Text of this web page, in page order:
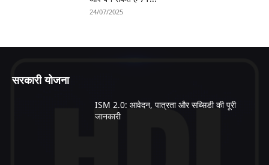
24/07/2025
सरकारी योजना
ISM 2.0: आवेदन, पात्रता और सब्सिडी की पूरी
जानकारी